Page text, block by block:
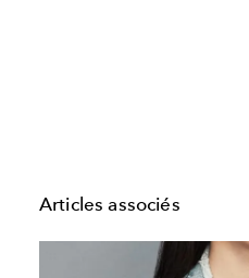
Articles associés